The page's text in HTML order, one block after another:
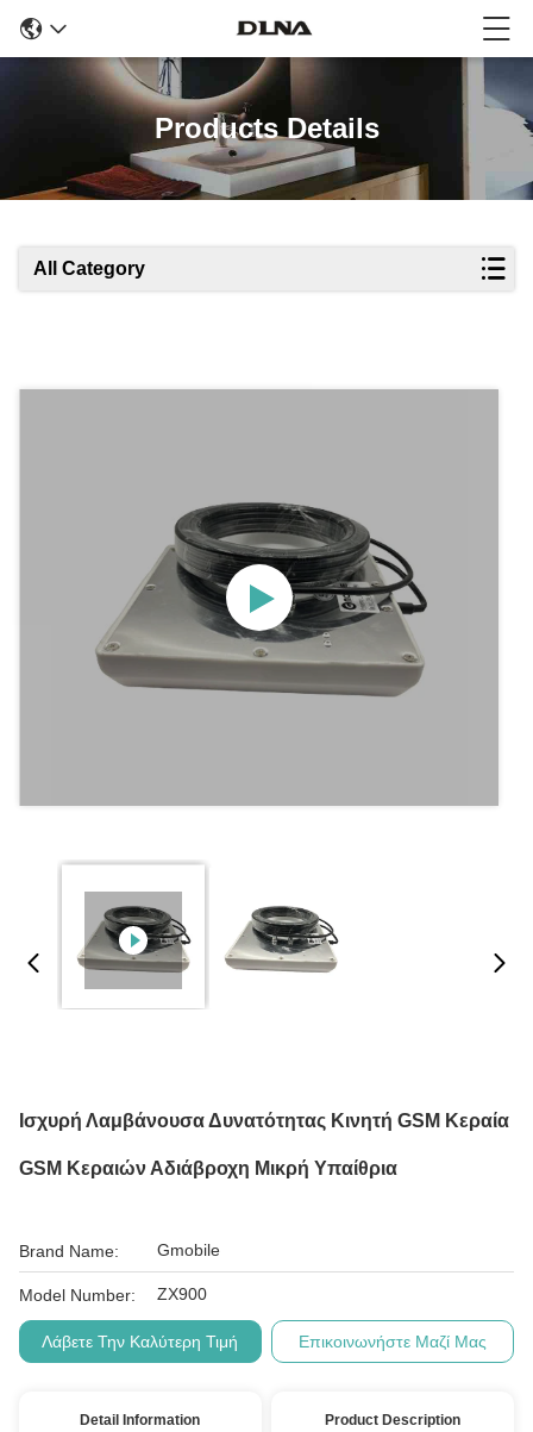
Products Details
All Category
Ισχυρή Λαμβάνουσα Δυνατότητας Κινητή GSM Κεραία
GSM Κεραιών Αδιάβροχη Μικρή Υπαίθρια
Brand Name: Gmobile
Model Number: ZX900
Λάβετε Την Καλύτερη Τιμή Επικοινωνήστε Μαζί Μας
Detail Information Product Description